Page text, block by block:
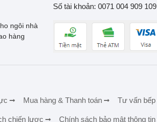
ngôi nhà
hàng
Số tài khoản: 0071 004 909 109
Mua hàng & Thanh toán Tư vấn bếp
chiến lược Chính sách bảo mật thông tin